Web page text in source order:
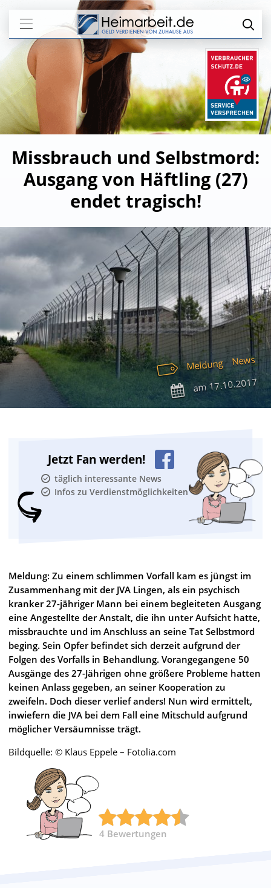
Missbrauch und Selbstmord:
Ausgang von Häftling (27)
endet tragisch!
Meldung News
am17.10.2017
Jetzt Fan werden!
täglich interessante News
Infos zu Verdienstmöglichkeiten
Meldung: Zu einem schlimmen Vorfall kam es jüngst im
Zusammenhang mit der JVA Lingen, als ein psychisch
kranker 27-jähriger Mann bei einem begleiteten Ausgang
eine Angestellte der Anstalt, die ihn unter Aufsicht hatte,
missbrauchte und im Anschluss an seine Tat Selbstmord
beging. Sein Opfer befindet sich derzeit aufgrund der
Folgen des Vorfalls in Behandlung. Vorangegangene 50
Ausgänge des 27-Jährigen ohne größere Probleme hatten
keinen Anlass gegeben, an seiner Kooperation zu
zweifeln. Doch dieser verlief anders! Nun wird ermittelt,
inwiefern die JVA bei dem Fall eine Mitschuld aufgrund
möglicher Versäumnisse trägt.
Bildquelle: © Klaus Eppele – Fotolia.com
4 Bewertungen